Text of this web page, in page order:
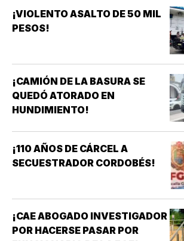
¡VIOLENTO ASALTO DE 50 MIL
PESOS!
¡CAMIÓN DE LA BASURA SE
QUEDÓ ATORADO EN
HUNDIMIENTO!
¡110 AÑOS DE CÁRCEL A
SECUESTRADOR CORDOBÉS!
¡CAE ABOGADO INVESTIGADOR
POR HACERSE PASAR POR